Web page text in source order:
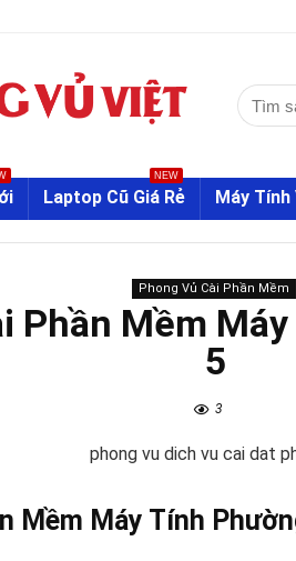
Tìm
kiếm:
Laptop Cũ Giá Rẻ
NEW
Máy Tính
Phong Vủ Cài Phần Mềm
Phần Mềm
5
3
Mềm Máy Tính